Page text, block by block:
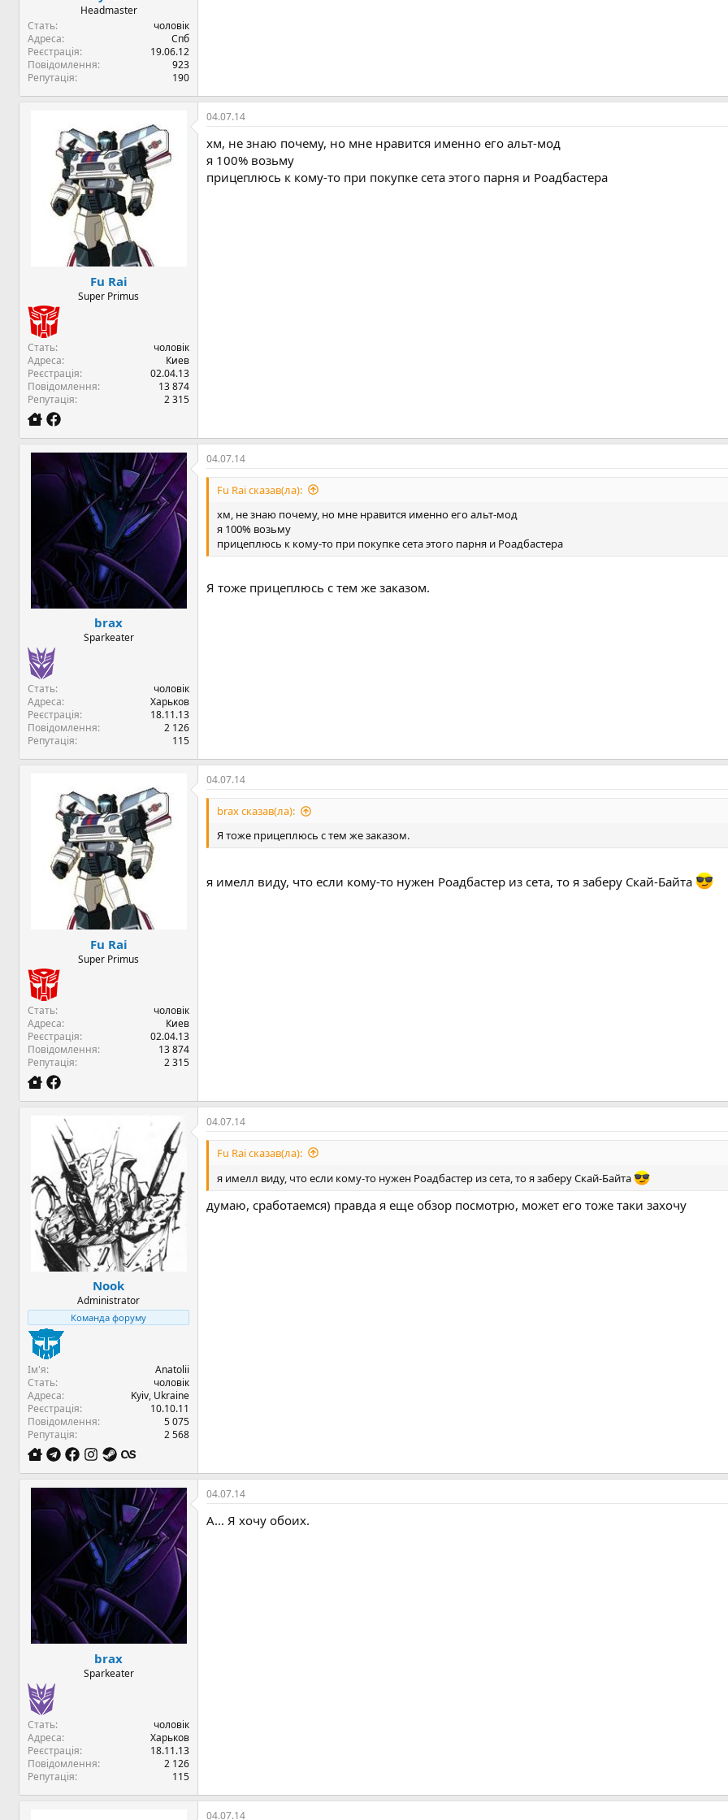
Headmaster
Стать
чоловік
Адреса
Спб
Реєстрація
19.06.12
Повідомлення
923
Репутація
190
Fu Rai
Super Primus
Стать
чоловік
Адреса
Киев
Реєстрація
02.04.13
Повідомлення
13 874
Репутація
2 315
04.07.14
хм, не знаю почему, но мне нравится именно его альт-мод
я 100% возьму
прицеплюсь к кому-то при покупке сета этого парня и Роадбастера
brax
Sparkeater
Стать
чоловік
Адреса
Харьков
Реєстрація
18.11.13
Повідомлення
2 126
Репутація
115
04.07.14
Fu Rai сказав(ла):
хм, не знаю почему, но мне нравится именно его альт-мод
я 100% возьму
прицеплюсь к кому-то при покупке сета этого парня и Роадбастера
Я тоже прицеплюсь с тем же заказом.
Fu Rai
Super Primus
Стать
чоловік
Адреса
Киев
Реєстрація
02.04.13
Повідомлення
13 874
Репутація
2 315
04.07.14
brax сказав(ла):
Я тоже прицеплюсь с тем же заказом.
я имелл виду, что если кому-то нужен Роадбастер из сета, то я заберу Скай-Байта
Nook
Administrator
Команда форуму
Ім'я
Anatolii
Стать
чоловік
Адреса
Kyiv, Ukraine
Реєстрація
10.10.11
Повідомлення
5 075
Репутація
2 568
04.07.14
Fu Rai сказав(ла):
я имелл виду, что если кому-то нужен Роадбастер из сета, то я заберу Скай-Байта
думаю, сработаемся) правда я еще обзор посмотрю, может его тоже таки захочу
brax
Sparkeater
Стать
чоловік
Адреса
Харьков
Реєстрація
18.11.13
Повідомлення
2 126
Репутація
115
04.07.14
А... Я хочу обоих.
04.07.14